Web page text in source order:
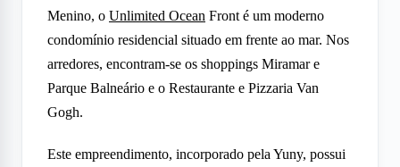
Menino, o Unlimited Ocean Front é um moderno
condomínio residencial situado em frente ao mar. Nos
arredores, encontram-se os shoppings Miramar e
Parque Balneário e o Restaurante e Pizzaria Van
Gogh.
Este empreendimento, incorporado pela Yuny, possui